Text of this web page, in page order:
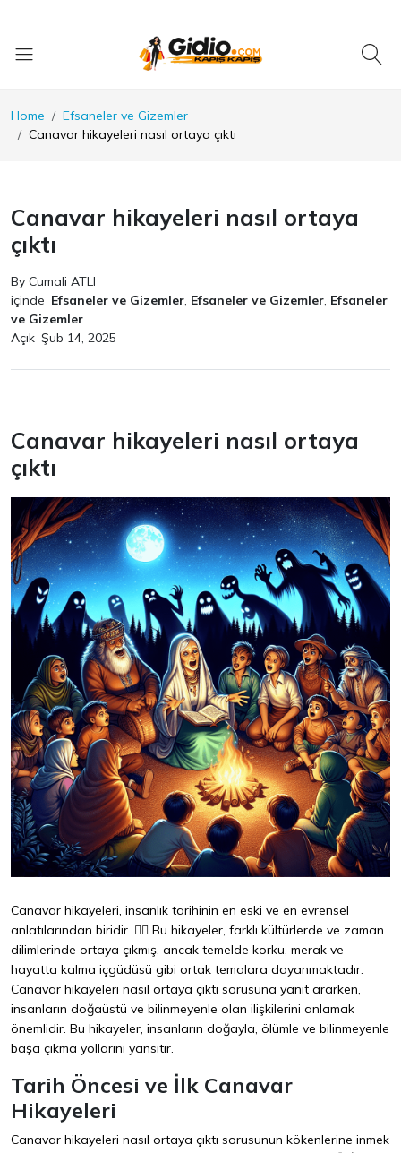
Home
Efsaneler ve Gizemler
Canavar hikayeleri nasıl ortaya çıktı
Canavar hikayeleri nasıl ortaya
çıktı
By Cumali ATLI
içinde Efsaneler ve Gizemler, Efsaneler ve Gizemler, Efsaneler
ve Gizemler
Açık Şub 14, 2025
Canavar hikayeleri nasıl ortaya
çıktı
Canavar hikayeleri, insanlık tarihinin en eski ve en evrensel
anlatılarından biridir. 🧟‍♂️ Bu hikayeler, farklı kültürlerde ve zaman
dilimlerinde ortaya çıkmış, ancak temelde korku, merak ve
hayatta kalma içgüdüsü gibi ortak temalara dayanmaktadır.
Canavar hikayeleri nasıl ortaya çıktı sorusuna yanıt ararken,
insanların doğaüstü ve bilinmeyenle olan ilişkilerini anlamak
önemlidir. Bu hikayeler, insanların doğayla, ölümle ve bilinmeyenle
başa çıkma yollarını yansıtır.
Tarih Öncesi ve İlk Canavar
Hikayeleri
Canavar hikayeleri nasıl ortaya çıktı sorusunun kökenlerine inmek